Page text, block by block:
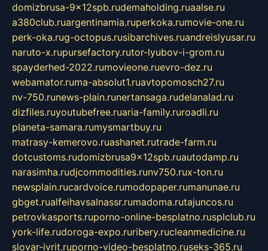
domizbrusa-9x12spb.rudemaholding.ruaalse.ru
a380club.ruargentinamia.ruperkoka.rumovie-one.ru
perk-oka.rug-octopus.rusibarchives.ruandreislyusar.ru
naruto-x.rupursefactory.rutor-lyubov-i-grom.ru
spayderhed-2022.rumovieone.ruevro-dez.ru
webamator.ruma-absolut1.ruavtopomosch27.ru
nv-750.runews-plain.runertansaga.rudelanalad.ru
dizfiles.ruyoutubefree.ruaria-family.ruroadli.ru
planeta-samara.rumysmartbuy.ru
matrasy-kemerovo.ruashanet.rutrade-farm.ru
dotcustoms.rudomizbrusa9x12spb.ruautodamp.ru
narasimha.rudjcommodities.runv750.rux-ton.ru
newsplain.rucardvoice.rumodopaper.rumanunae.ru
gbget.rualfeihavsalnassr.rumadoma.rutajuncos.ru
petrovkasports.ruporno-online-besplatno.rusplclub.ru
york-life.rudoroga-expo.ruribery.rucleanmedicine.ru
slovar-ivrit.ruporno-video-besplatno.ruseks-365.ru